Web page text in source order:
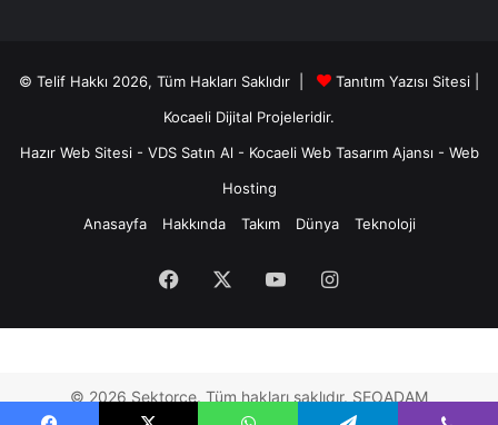
© Telif Hakkı 2026, Tüm Hakları Saklıdır |
Tanıtım Yazısı Sitesi |
Kocaeli Dijital Projeleridir.
Hazır Web Sitesi- VDS Satın Al - Kocaeli Web Tasarım Ajansı - Web
Hosting
Anasayfa
Hakkında Takım Dünya Teknoloji
Facebook YouTubeInstagram
© 2026 Sektorce. Tüm hakları saklıdır. SEOADAM